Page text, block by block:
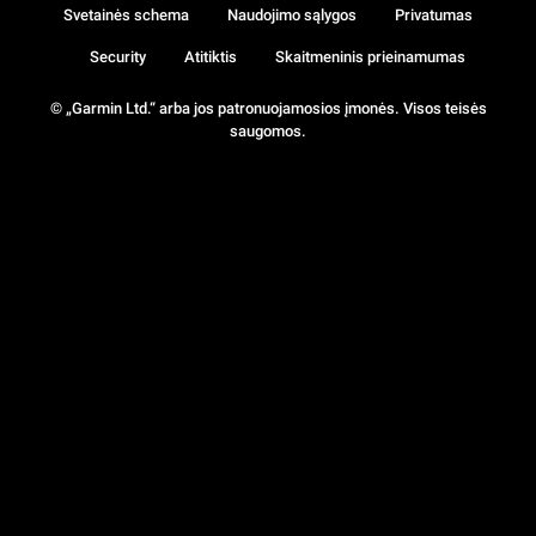
© „Garmin Ltd.“ arba jos patronuojamosios įmonės. Visos teisės
saugomos.
Svetainės schema Naudojimo sąlygos Privatumas
Security Atitiktis Skaitmeninis prieinamumas